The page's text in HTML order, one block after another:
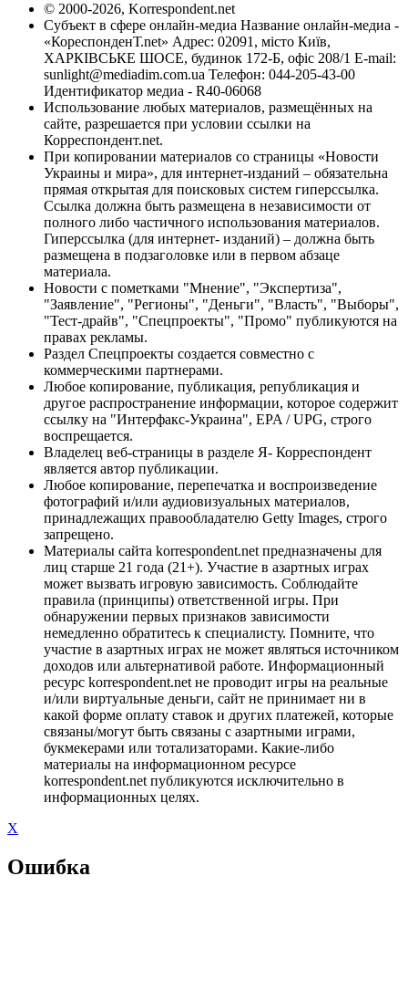
© 2000-2026, Korrespondent.net
Субъект в сфере онлайн-медиа Название онлайн-медиа -
«КореспонденТ.net» Адрес: 02091, місто Київ,
ХАРКІВСЬКЕ ШОСЕ, будинок 172-Б, офіс 208/1 E-mail:
sunlight@mediadim.com.ua Телефон: 044-205-43-00
Идентификатор медиа - R40-06068
Использование любых материалов, размещённых на
сайте, разрешается при условии ссылки на
Корреспондент.net.
При копировании материалов со страницы «Новости
Украины и мира», для интернет-изданий – обязательна
прямая открытая для поисковых систем гиперссылка.
Ссылка должна быть размещена в независимости от
полного либо частичного использования материалов.
Гиперссылка (для интернет- изданий) – должна быть
размещена в подзаголовке или в первом абзаце
материала.
Новости с пометками "Мнение", "Экспертиза",
"Заявление", "Регионы", "Деньги", "Власть", "Выборы",
"Тест-драйв", "Спецпроекты", "Промо" публикуются на
правах рекламы.
Раздел Спецпроекты создается совместно с
коммерческими партнерами.
Любое копирование, публикация, републикация и
другое распространение информации, которое содержит
ссылку на "Интерфакс-Украина", EPA / UPG, строго
воспрещается.
Владелец веб-страницы в разделе Я- Корреспондент
является автор публикации.
Любое копирование, перепечатка и воспроизведение
фотографий и/или аудиовизуальных материалов,
принадлежащих правообладателю Getty Images, строго
запрещено.
Материалы сайта korrespondent.net предназначены для
лиц старше 21 года (21+). Участие в азартных играх
может вызвать игровую зависимость. Соблюдайте
правила (принципы) ответственной игры. При
обнаружении первых признаков зависимости
немедленно обратитесь к специалисту. Помните, что
участие в азартных играх не может являться источником
доходов или альтернативой работе. Информационный
ресурс korrespondent.net не проводит игры на реальные
и/или виртуальные деньги, сайт не принимает ни в
какой форме оплату ставок и других платежей, которые
связаны/могут быть связаны с азартными играми,
букмекерами или тотализаторами. Какие-либо
материалы на информационном ресурсе
korrespondent.net публикуются исключительно в
информационных целях.
X
Ошибка